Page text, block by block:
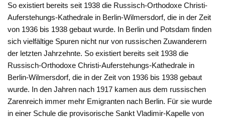
So existiert bereits seit 1938 die Russisch-Orthodoxe Christi-
Auferstehungs-Kathedrale in Berlin-Wilmersdorf, die in der Zeit
von 1936 bis 1938 gebaut wurde. In Berlin und Potsdam finden
sich vielfältige Spuren nicht nur von russischen Zuwanderern
der letzten Jahrzehnte. So existiert bereits seit 1938 die
Russisch-Orthodoxe Christi-Auferstehungs-Kathedrale in
Berlin-Wilmersdorf, die in der Zeit von 1936 bis 1938 gebaut
wurde. In den Jahren nach 1917 kamen aus dem russischen
Zarenreich immer mehr Emigranten nach Berlin. Für sie wurde
in einer Schule die provisorische Sankt Vladimir-Kapelle von